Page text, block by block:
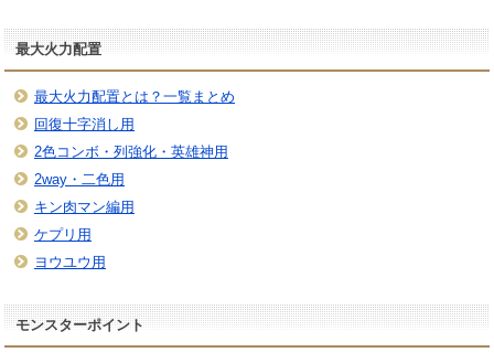
最大火力配置
最大火力配置とは？一覧まとめ
回復十字消し用
2色コンボ・列強化・英雄神用
2way・二色用
キン肉マン編用
ケプリ用
ヨウユウ用
モンスターポイント